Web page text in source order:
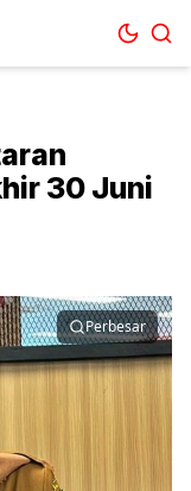
30 Juni
Perbesar